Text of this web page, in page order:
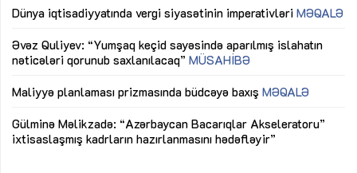
Dünya iqtisadiyyatında vergi siyasətinin imperativləri MƏQALƏ
Əvəz Quliyev: “Yumşaq keçid sayəsində aparılmış islahatın
nəticələri qorunub saxlanılacaq” MÜSAHİBƏ
Maliyyə planlaması prizmasında büdcəyə baxış MƏQALƏ
Gülminə Məlikzadə: “Azərbaycan Bacarıqlar Akseleratoru”
ixtisaslaşmış kadrların hazırlanmasını hədəfləyir”